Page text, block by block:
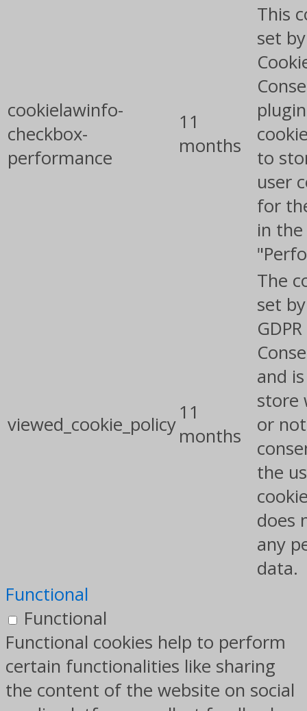
cookielawinfo-
checkbox-
performance
11
months
This
set
to
user
for
in
viewed_cookie_policy
11
months
The
set
and
store
or
the
does
any
data.
Functional
Functional
Functional cookies help to perform
certain functionalities like sharing
the content of the website on social